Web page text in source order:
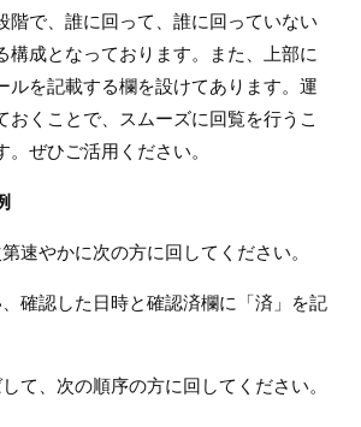
階で、誰に回って、誰に回っていない
構成となっております。また、上部に
ルを記載する欄を設けてあります。運
おくことで、スムーズに回覧を行うこ
。ぜひご活用ください。
速やかに次の方に回してください。
確認した日時と確認済欄に「済」を記
て、次の順序の方に回してください。